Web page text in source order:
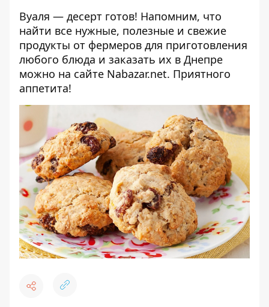
Вуаля — десерт готов! Напомним, что
найти все нужные, полезные и свежие
продукты от фермеров для приготовления
любого блюда и заказать их в Днепре
можно на сайте Nabazar.net. Приятного
аппетита!